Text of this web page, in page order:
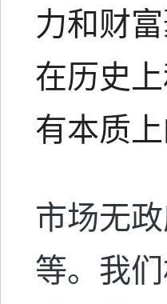
力和财
在历史
有本质
市场无
等。我